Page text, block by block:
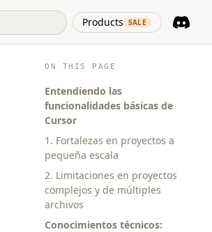
Products SALE
(opens in
ON THIS PAGE
Entendiendo las
funcionalidades básicas de
Cursor
1. Fortalezas en proyectos a
pequeña escala
2. Limitaciones en proyectos
complejos y de múltiples
archivos
Conocimientos técnicos: